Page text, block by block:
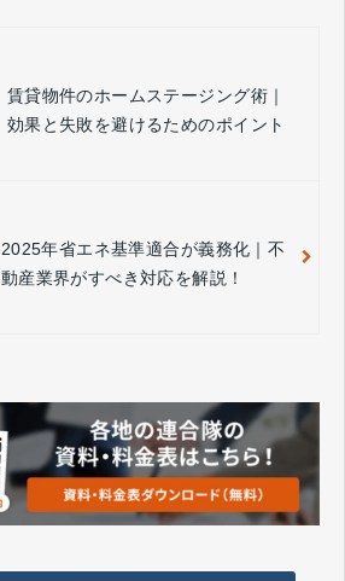
賃貸物件のホームステージング術｜
効果と失敗を避けるためのポイント
2025年省エネ基準適合が義務化｜不
動産業界がすべき対応を解説！